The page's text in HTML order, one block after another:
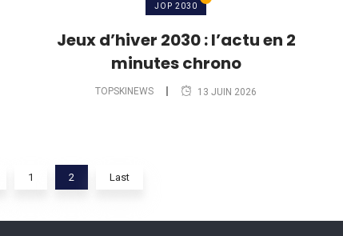
JOP 2030
Jeux d’hiver 2030 : l’actu en 2
minutes chrono
TOPSKINEWS 13 JUIN 2026
1 2 Last